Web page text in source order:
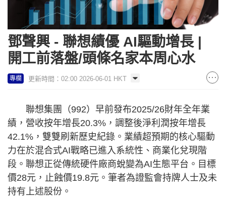
鄧聲興 - 聯想績優 AI驅動增長 |
開工前落盤/頭條名家本周心水
專欄 更新時間：02:00 2026-06-01 HKT
聯想集團（992）早前發布2025/26財年全年業
績，營收按年增長20.3%，調整後淨利潤按年增長
42.1%，雙雙刷新歷史紀錄。業績超預期的核心驅動
力在於混合式AI戰略已進入系統性、商業化兌現階
段。聯想正從傳統硬件廠商蛻變為AI生態平台。目標
價28元，止蝕價19.8元。筆者為證監會持牌人士及未
持有上述股份。